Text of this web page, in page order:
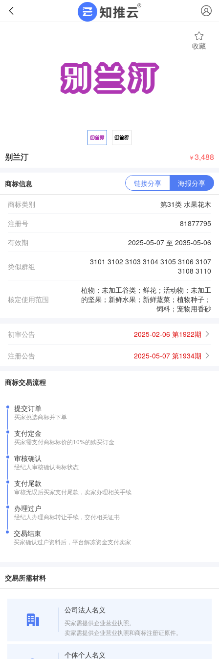
收藏
别兰汀 ￥3,488
商标信息 链接分享 海报分享
商标类别
第31类 水果花木
注册号
81877795
有效期
2025-05-07 至 2035-05-06
类似群组
3101 3102 3103 3104 3105 3106 3107
3108 3110
核定使用范围
植物；未加工谷类；鲜花；活动物；未加工
的坚果；新鲜水果；新鲜蔬菜；植物种子；
饲料；宠物用香砂
初审公告 2025-02-06 第1922期
注册公告 2025-05-07 第1934期
商标交易流程
提交订单
买家挑选商标并下单
支付定金
买家需支付商标标价的10%的购买订金
审核确认
经纪人审核确认商标状态
支付尾款
审核无误后买家支付尾款，卖家办理相关手续
办理过户
经纪人办理商标转让手续，交付相关证书
交易结束
买家确认过户资料后，平台解冻资金支付卖家
交易所需材料
公司法人名义
买家需提供企业营业执照。
卖家需提供企业营业执照和商标注册证原件。
个体个人名义